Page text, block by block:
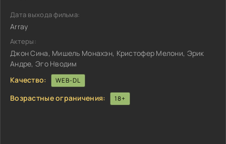
Дата выхода фильма:
Array
Актеры:
Джон Сина, Мишель Монахэн, Кристофер Мелони, Эрик
Андре, Эго Нводим
Качество:
WEB-DL
Возрастные ограничения: 18+